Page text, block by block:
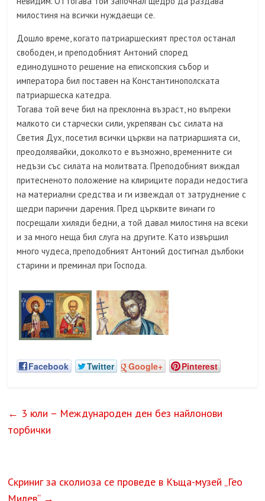
милостиня на всички нуждаещи се.
Дошло време, когато патриаршеският престол останал
свободен, и преподобният Антоний според
единодушното решение на епископския събор и
императора бил поставен на Константинополската
патриаршеска катедра.
Тогава той вече бил на преклонна възраст, но въпреки
малкото си старчески сили, укрепяван със силата на
Светия Дух, посетил всички църкви на патриаршията си,
преодолявайки, доколкото е възможно, временните си
недъзи със силата на молитвата. Преподобният виждал
притесненото положение на клириците поради недостига
на материални средства и ги извеждал от затруднение с
щедри парични дарения. Пред църквите винаги го
посрещали хиляди бедни, а той давал милостиня на всеки
и за много неща бил слуга на другите. Като извършил
много чудеса, преподобният Антоний достигнал дълбоки
старини и преминал при Господа.
Facebook Twitter Google+ Pinterest
← 3 юли – Международен ден без найлонови
торбички
Скриниг за сколиоза се проведе в Къща-музей „Гео